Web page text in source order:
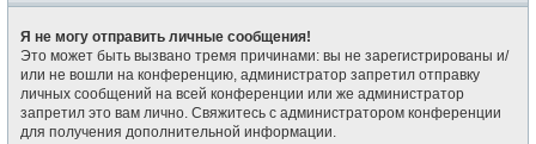
Я не могу отправить личные сообщения!
Это может быть вызвано тремя причинами: вы не зарегистрированы и/
или не вошли на конференцию, администратор запретил отправку
личных сообщений на всей конференции или же администратор
запретил это вам лично. Свяжитесь с администратором конференции
для получения дополнительной информации.